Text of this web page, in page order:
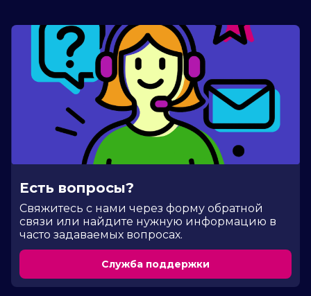
Есть вопросы?
Cвяжитесь с нами через форму обратной
связи или найдите нужную информацию в
часто задаваемых вопросах.
Служба поддержки